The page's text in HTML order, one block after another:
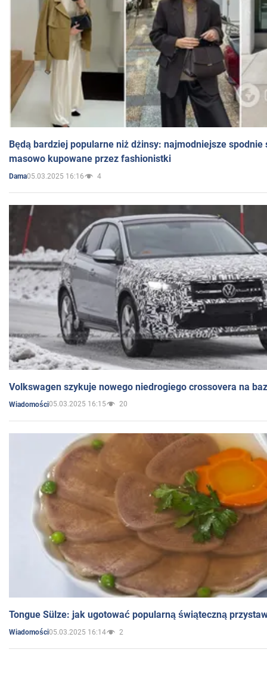
Będą bardziej popularne niż dżinsy: najmodniejsze spodnie
masowo kupowane przez fashionistki
Dama05.03.2025 16:16 4
Volkswagen szykuje nowego niedrogiego crossovera na
Wiadomości05.03.2025 16:15 20
Tongue Sülze: jak ugotować popularną świąteczną
Wiadomości05.03.2025 16:14 2